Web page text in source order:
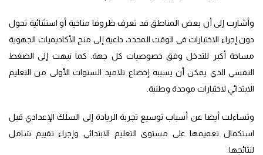
وأشارت إلى أن بعض المناطق قد تعرف ظروفا مناخية أو استثنائية تحول
دون إجراء الاختبارات في الوقت المحدد، داعية إلى منح الأكاديميات الجهوية
مساحة أكبر للتدخل وفق خصوصيات كل جهة. كما نبهت إلى الضغط
النفسي الذي يمكن أن يسببه إخضاع تلاميذ السنوات الأولى من التعليم
الابتدائي لاختبارات موحدة وطنية.
وتساءلت أيضا عن أسباب توسيع تجربة الريادة إلى السلك الإعدادي قبل
استكمال تعميمها على مستوى التعليم الابتدائي وإجراء تقييم شامل
لنتائجها.